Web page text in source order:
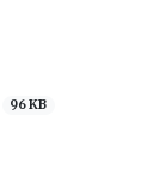
96 KB